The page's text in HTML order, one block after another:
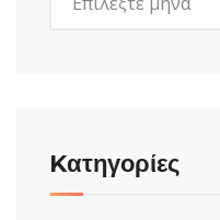
Kατηγορίες